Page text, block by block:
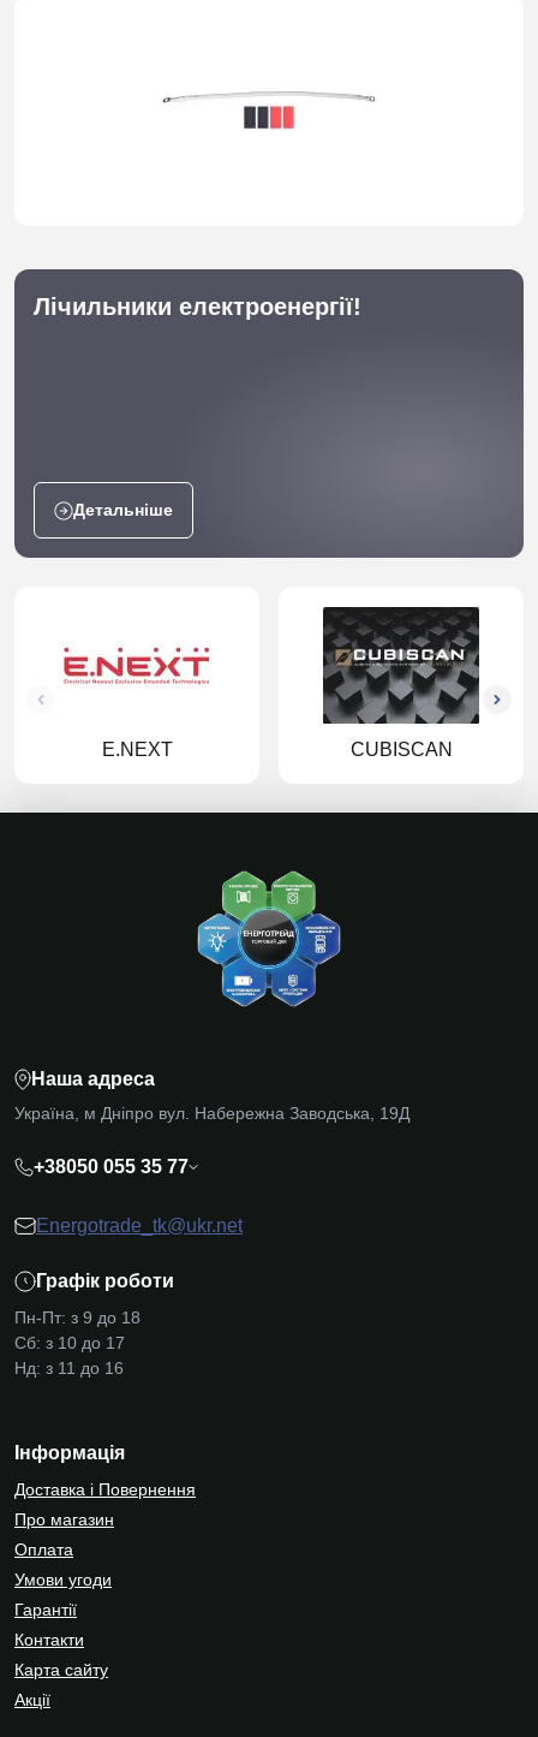
Лічильники електроенергії!
Детальніше
E.NEXT CUBISCAN
Наша адреса
Україна, м Дніпро вул. Набережна Заводська, 19Д
+38050 055 35 77
Energotrade_tk@ukr.net
Графік роботи
Пн-Пт: з 9 до 18
Сб: з 10 до 17
Нд: з 11 до 16
Інформація
Доставка і Повернення
Про магазин
Оплата
Умови угоди
Гарантії
Контакти
Карта сайту
Акції